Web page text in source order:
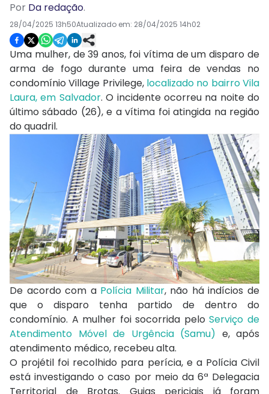
Por Da redação.
28/04/2025 13h50Atualizado em: 28/04/2025 14h02
Uma mulher, de 39 anos, foi vítima de um disparo de
arma de fogo durante uma feira de vendas no
condomínio Village Privilege, localizado no bairro Vila
Laura, em Salvador. O incidente ocorreu na noite do
último sábado (26), e a vítima foi atingida na região
do quadril.
De acordo com a Polícia Militar, não há indícios de
que o disparo tenha partido de dentro do
condomínio. A mulher foi socorrida peloServiço de
Atendimento Móvel de Urgência (Samu) e, após
atendimento médico, recebeu alta.
O projétil foi recolhido para perícia, e a Polícia Civil
está investigando o caso por meio da 6ª Delegacia
Territorial de Brotas. Guias periciais já foram